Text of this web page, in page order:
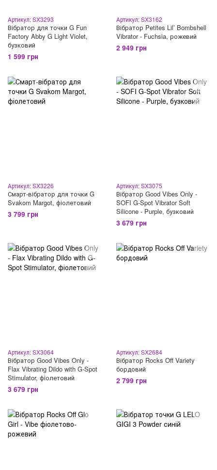
Артикул: SX3293
Вібратор для точки G Fun
Factory Abby G Light Violet,
бузковий
1 599 грн
Артикул: SX3162
Вібратор Petites Lil’ Bombshell
Vibrator - Fuchsia, рожевий
2 949 грн
Артикул: SX3226
Смарт-вібратор для точки G
Svakom Margot, фіолетовий
3 799 грн
Артикул: SX3075
Вібратор Good Vibes Only -
SOFI G-Spot Vibrator Soft
Silicone - Purple, бузковий
3 679 грн
Артикул: SX3064
Вібратор Good Vibes Only -
Flax Vibrating Dildo with G-Spot
Stimulator, фіолетовий
3 679 грн
Артикул: SX2684
Вібратор Rocks Off Variety
бордовий
2 799 грн